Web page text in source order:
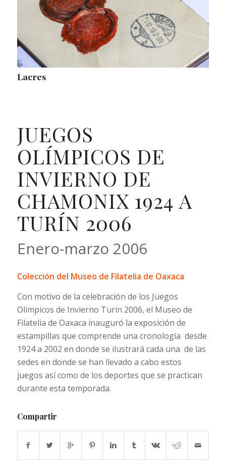
Lacres
JUEGOS
OLÍMPICOS DE
INVIERNO DE
CHAMONIX 1924 A
TURÍN 2006
Enero-marzo 2006
Colección del Museo de Filatelia de Oaxaca
Con motivo de la celebración de los Juegos
Olímpicos de Invierno Turín 2006, el Museo de
Filatelia de Oaxaca inauguró la exposición de
estampillas que comprende una cronología desde
1924 a 2002 en donde se ilustrará cada una de las
sedes en donde se han llevado a cabo estos
juegos así como de los deportes que se practican
durante esta temporada.
Compartir